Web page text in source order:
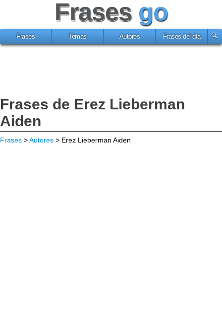
Frases go
Frases Temas Autores Frases del día
Frases de Erez Lieberman
Aiden
Frases >Autores > Erez Lieberman Aiden